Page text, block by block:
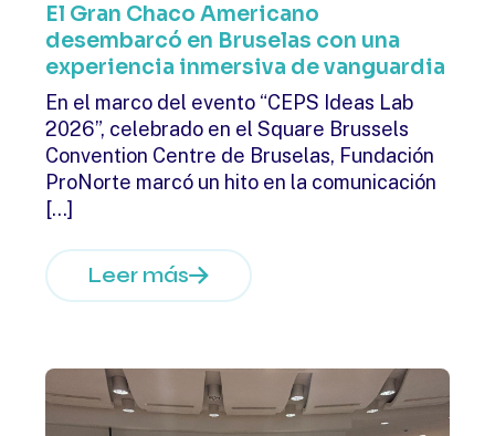
El Gran Chaco Americano
desembarcó en Bruselas con una
experiencia inmersiva de vanguardia
En el marco del evento “CEPS Ideas Lab
2026”, celebrado en el Square Brussels
Convention Centre de Bruselas, Fundación
ProNorte marcó un hito en la comunicación
[…]
Leer más